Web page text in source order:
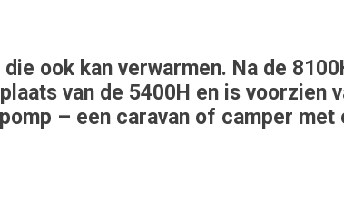
ook kan verwarmen. Na de
van de 5400H en is voorzien
– een caravan of camper met